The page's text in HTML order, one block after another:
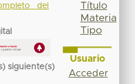
del
siguiente(s)
Título
Materia
Tipo
Usuario
Acceder